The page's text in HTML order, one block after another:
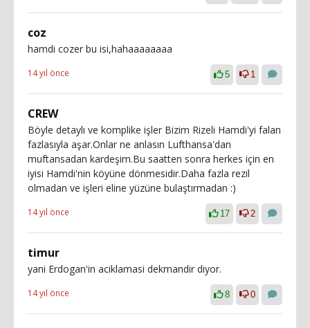
coz
hamdi cozer bu isi,hahaaaaaaaa
14 yıl önce 5 1
CREW
Böyle detaylı ve komplike işler Bizim Rizeli Hamdi'yi falan
fazlasıyla aşar.Onlar ne anlasın Lufthansa'dan
muftansadan kardeşim.Bu saatten sonra herkes için en
iyisi Hamdi'nin köyüne dönmesidir.Daha fazla rezil
olmadan ve işleri eline yüzüne bulaştırmadan :)
14 yıl önce 17 2
timur
yani Erdogan'in aciklamasi dekmandir diyor.
14 yıl önce 8 0